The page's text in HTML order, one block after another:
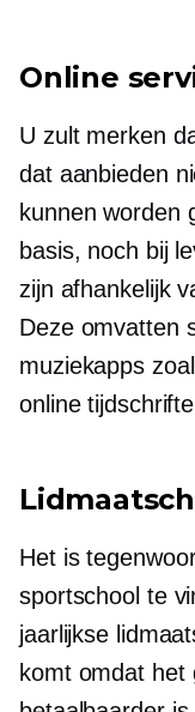
Online
U zult merken
dat aanbieden
kunnen worden
basis, noch bij
zijn afhankelijk
Deze omvatten
muziekapps
online
Het is
sportschool te
jaarlijkse
komt omdat het